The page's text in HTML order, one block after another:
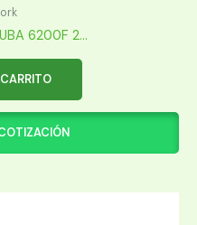
6200F 2...